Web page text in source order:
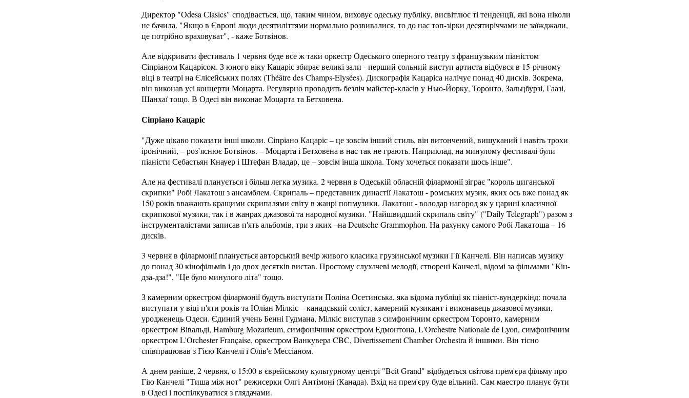
Директор "Оdesa Сlasics" сподівається, що, таким чином, виховує одеську публіку, висвітлює ті тенденції, які вона ніколи
не бачила. "Якщо в Європі люди десятиліттями нормально розвивалися, то до нас топ-зірки десятиріччами не заїжджали,
це потрібно враховуват", - каже Ботвінов.
Але відкривати фестиваль 1 червня буде все ж таки оркестр Одеського оперного театру з французьким піаністом
Сіпріаном Кацарісом. З юного віку Кацаріс збирає великі зали - перший сольний виступ артиста відбувся в 15-річному
віці в театрі на Єлісейських полях (Théâtre des Champs-Elysées). Дискографія Кацаріса налічує понад 40 дисків. Зокрема,
він виконав усі концерти Моцарта. Регулярно проводить безліч майстер-класів у Нью-Йорку, Торонто, Зальцбурзі, Гаазі,
Шанхаї тощо. В Одесі він виконає Моцарта та Бетховена.
Сіпріано Кацаріс
"Дуже цікаво показати інші школи. Сіпріано Кацаріс – це зовсім інший стиль, він витончений, вишуканий і навіть трохи
іронічний, – роз’яснює Ботвінов. – Моцарта і Бетховена в нас так не грають. Наприклад, на минулому фестивалі були
піаністи Себастьян Кнауер і Штефан Владар, це – зовсім інша школа. Тому хочеться показати шось інше".
Але на фестивалі планується і більш легка музика. 2 червня в Одеській обласній філармонії зіграє "король циганської
скрипки" Робі Лакатош з ансамблем. Скрипаль – представник династії Лакатош - ромських музик, яких ось вже понад як
150 років вважають кращими скрипалями світу в жанрі попмузики. Лакатош - володар нагород як у царині класичної
скрипкової музики, так і в жанрах джазової та народної музики. "Найшвидший скрипаль світу" ("Daily Telegraph") разом з
інструменталістами записав п'ять альбомів, три з яких –на Deutsche Grammophon. На рахунку самого Робі Лакатоша – 16
дисків.
3 червня в філармонії планується авторський вечір живого класика грузинської музики Гії Канчелі. Він написав музику
до понад 30 кінофільмів і до двох десятків вистав. Простому слухачеві мелодії, створені Канчелі, відомі за фільмами "Кін-
дза-дза!", "Це було минулого літа" тощо.
З камерним оркестром філармонії будуть виступати Поліна Осетинська, яка відома публіці як піаніст-вундеркінд: почала
виступати у віці п'яти років та Юліан Мілкіс – канадський соліст, камерний музикант і виконавець джазової музики,
уродженець Одеси. Єдиний учень Бенні Гудмана, Мілкіс виступав з симфонічним оркестром Торонто, камерним
оркестром Вівальді, Hamburg Mozarteum, симфонічним оркестром Едмонтона, L'Orchestre Nationale de Lyon, симфонічним
оркестром L'Orchester Française, оркестром Ванкувера CBC, Divertissement Chamber Orchestra й іншими. Він тісно
співпрацював з Гією Канчелі і Олів'є Мессіаном.
А днем раніше, 2 червня, о 15:00 в єврейському культурному центрі "Beit Grand" відбудеться світова прем'єра фільму про
Гію Канчелі "Тиша між нот" режисерки Олгі Антімоні (Канада). Вхід на прем'єру буде вільний. Сам маестро планує бути
в Одесі і поспілкуватися з глядачами.